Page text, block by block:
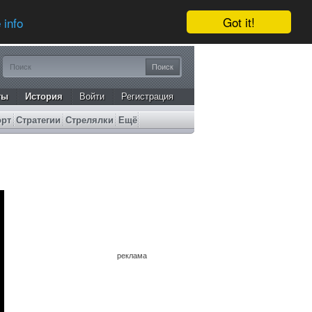
Got it!
info
История Войти Регистрация
Стратегии Стрелялки Ещё
реклама